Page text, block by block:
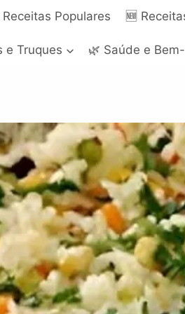
Receitas Populares 🆕
e Truques 🌿 Saúde e